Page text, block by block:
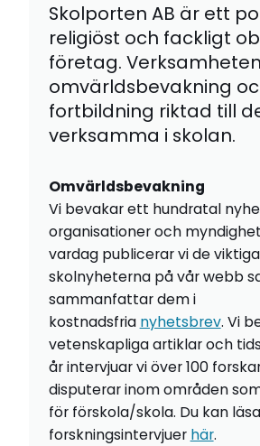
Skolporten AB är ett
religiöst och fackligt
företag.
omvärldsbevakning
fortbildning riktad till
verksamma i skolan.
Omvärldsbevakning
Vi bevakar ett hundratal
organisationer och
vardag publicerar vi de
skolnyheterna på vår webb
sammanfattar dem i
kostnadsfria nyhetsbrev. Vi
vetenskapliga artiklar och
år intervjuar vi över 100
disputerar inom områden
för förskola/skola. Du kan
forskningsintervjuer här.